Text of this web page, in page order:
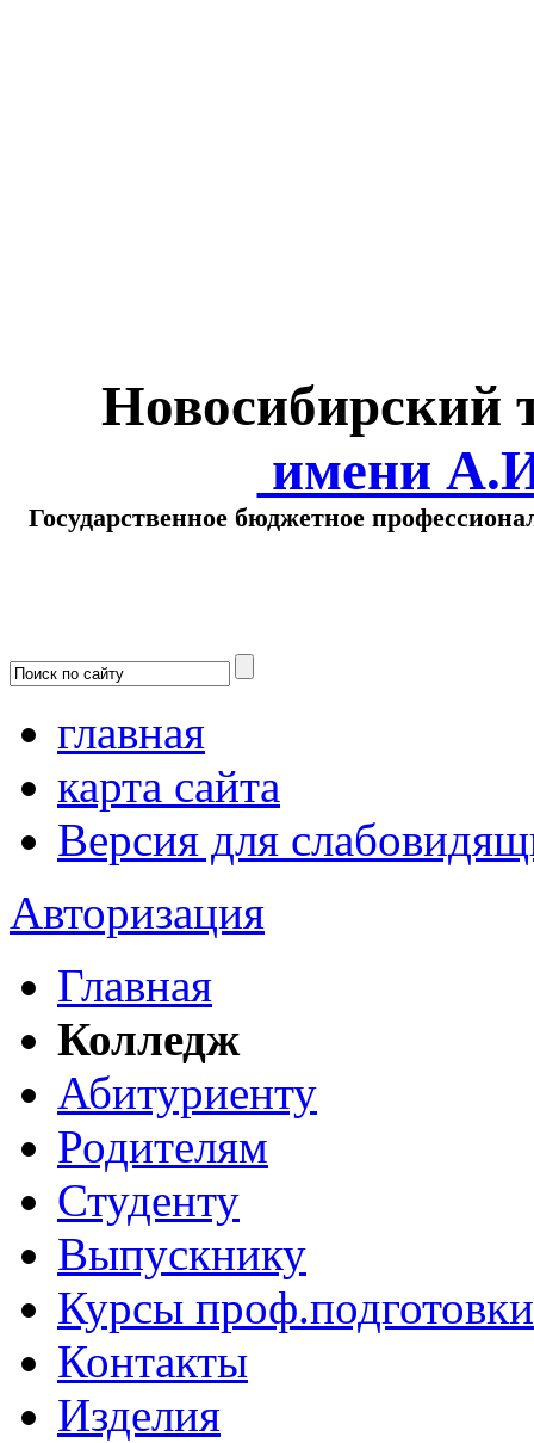
Новосибирский
имени
Государственное бюджетное
главная
карта сайта
Версия для
Авторизация
Главная
Колледж
Абитуриенту
Родителям
Студенту
Выпускнику
Курсы проф.подготовки
Контакты
Изделия